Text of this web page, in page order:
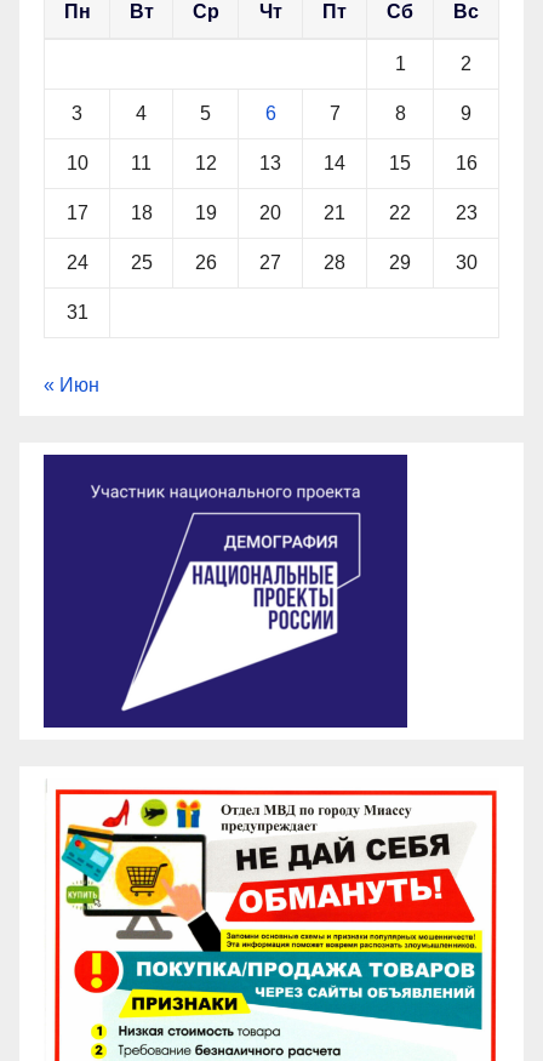
Пн Вт Ср Чт Пт Сб Вс
1 2
3 4 5 6 7 8 9
10 11 12 13 14 15 16
17 18 19 20 21 22 23
24 25 26 27 28 29 30
31
« Июн